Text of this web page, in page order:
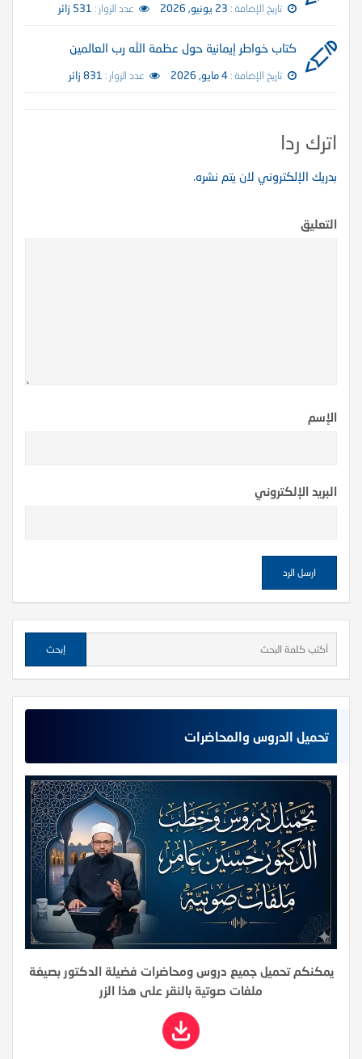
تاريخ الإضافة : 23 يونيو, 2026 عدد الزوار : 531 زائر
كتاب خواطر إيمانية حول عظمة الله رب العالمين
تاريخ الإضافة :4 مايو, 2026 عدد الزوار : 831 زائر
اترك ردا
بدريك الإلكتروني لان يتم نشره.
التعليق
الإسم
البريد الإلكتروني
تحميل الدروس والمحاضرات
يمكنكم تحميل جميع دروس ومحاضرات فضيلة الدكتور بصيغة
ملفات صوتية بالنقر على هذا الزر